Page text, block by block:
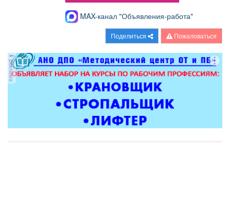
MAX-канал "Объявления-работа"
Поделиться Пожаловаться
реклама